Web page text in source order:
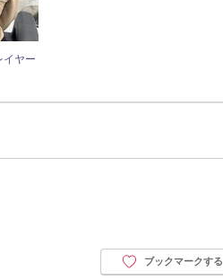
イヤー
ブックマークする